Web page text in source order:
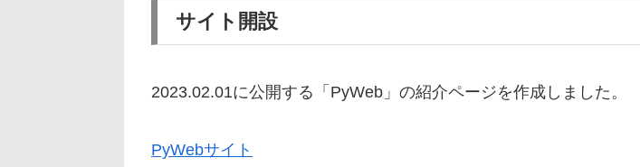
サイト開設
2023.02.01に公開する「PyWeb」の紹介ページを作成しました。
PyWebサイト